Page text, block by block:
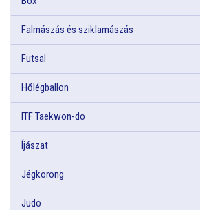
Falmászás és sziklamászás
Futsal
Hőlégballon
ITF Taekwon-do
Íjászat
Jégkorong
Judo